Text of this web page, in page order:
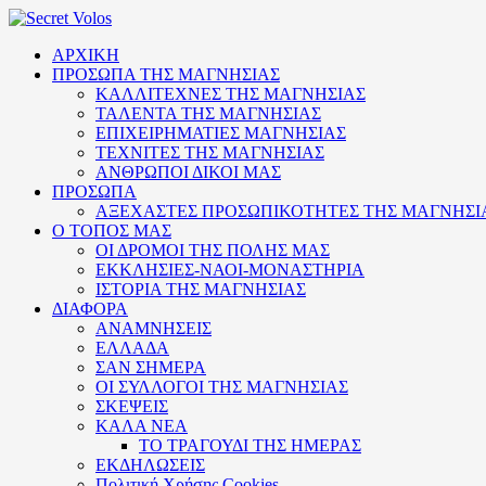
ΑΡΧΙΚΗ
ΠΡΟΣΩΠΑ ΤΗΣ ΜΑΓΝΗΣΙΑΣ
ΚΑΛΛΙΤΕΧΝΕΣ ΤΗΣ ΜΑΓΝΗΣΙΑΣ
ΤΑΛΕΝΤΑ ΤΗΣ ΜΑΓΝΗΣΙΑΣ
ΕΠΙΧΕΙΡΗΜΑΤΙΕΣ ΜΑΓΝΗΣΙΑΣ
ΤΕΧΝΙΤΕΣ ΤΗΣ ΜΑΓΝΗΣΙΑΣ
ΑΝΘΡΩΠΟΙ ΔΙΚΟΙ ΜΑΣ
ΠΡΟΣΩΠΑ
ΑΞΕΧΑΣΤΕΣ ΠΡΟΣΩΠΙΚΟΤΗΤΕΣ ΤΗΣ
Ο ΤΟΠΟΣ ΜΑΣ
ΟΙ ΔΡΟΜΟΙ ΤΗΣ ΠΟΛΗΣ ΜΑΣ
ΕΚΚΛΗΣΙΕΣ-ΝΑΟΙ-ΜΟΝΑΣΤΗΡΙΑ
ΙΣΤΟΡΙΑ ΤΗΣ ΜΑΓΝΗΣΙΑΣ
ΔΙΑΦΟΡΑ
ΑΝΑΜΝΗΣΕΙΣ
ΕΛΛΑΔΑ
ΣΑΝ ΣΗΜΕΡΑ
ΟΙ ΣΥΛΛΟΓΟΙ ΤΗΣ ΜΑΓΝΗΣΙΑΣ
ΣΚΕΨΕΙΣ
ΚΑΛΑ ΝΕΑ
ΤΟ ΤΡΑΓΟΥΔΙ ΤΗΣ ΗΜΕΡΑΣ
ΕΚΔΗΛΩΣΕΙΣ